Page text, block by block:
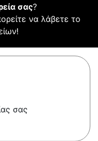
σας?
να λάβετε το
σας